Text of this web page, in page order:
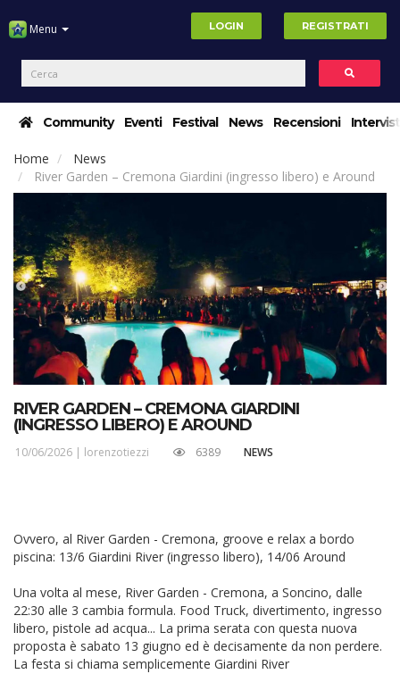
Menu LOGIN REGISTRATI
Community Eventi Festival News Recensioni
Home
News
River Garden – Cremona Giardini (ingresso libero) e Around
RIVER GARDEN – CREMONA GIARDINI
(INGRESSO LIBERO) E AROUND
10/06/2026 | lorenzotiezzi 6389 NEWS
Ovvero, al River Garden - Cremona, groove e relax a bordo
piscina: 13/6 Giardini River (ingresso libero), 14/06 Around
Una volta al mese, River Garden - Cremona, a Soncino, dalle
22:30 alle 3 cambia formula. Food Truck, divertimento, ingresso
libero, pistole ad acqua... La prima serata con questa nuova
proposta è sabato 13 giugno ed è decisamente da non perdere.
La festa si chiama semplicemente Giardini River